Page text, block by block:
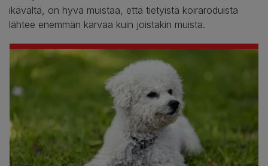
ikävältä, on hyvä muistaa, että tietyistä koiraroduista
lähtee enemmän karvaa kuin joistakin muista.